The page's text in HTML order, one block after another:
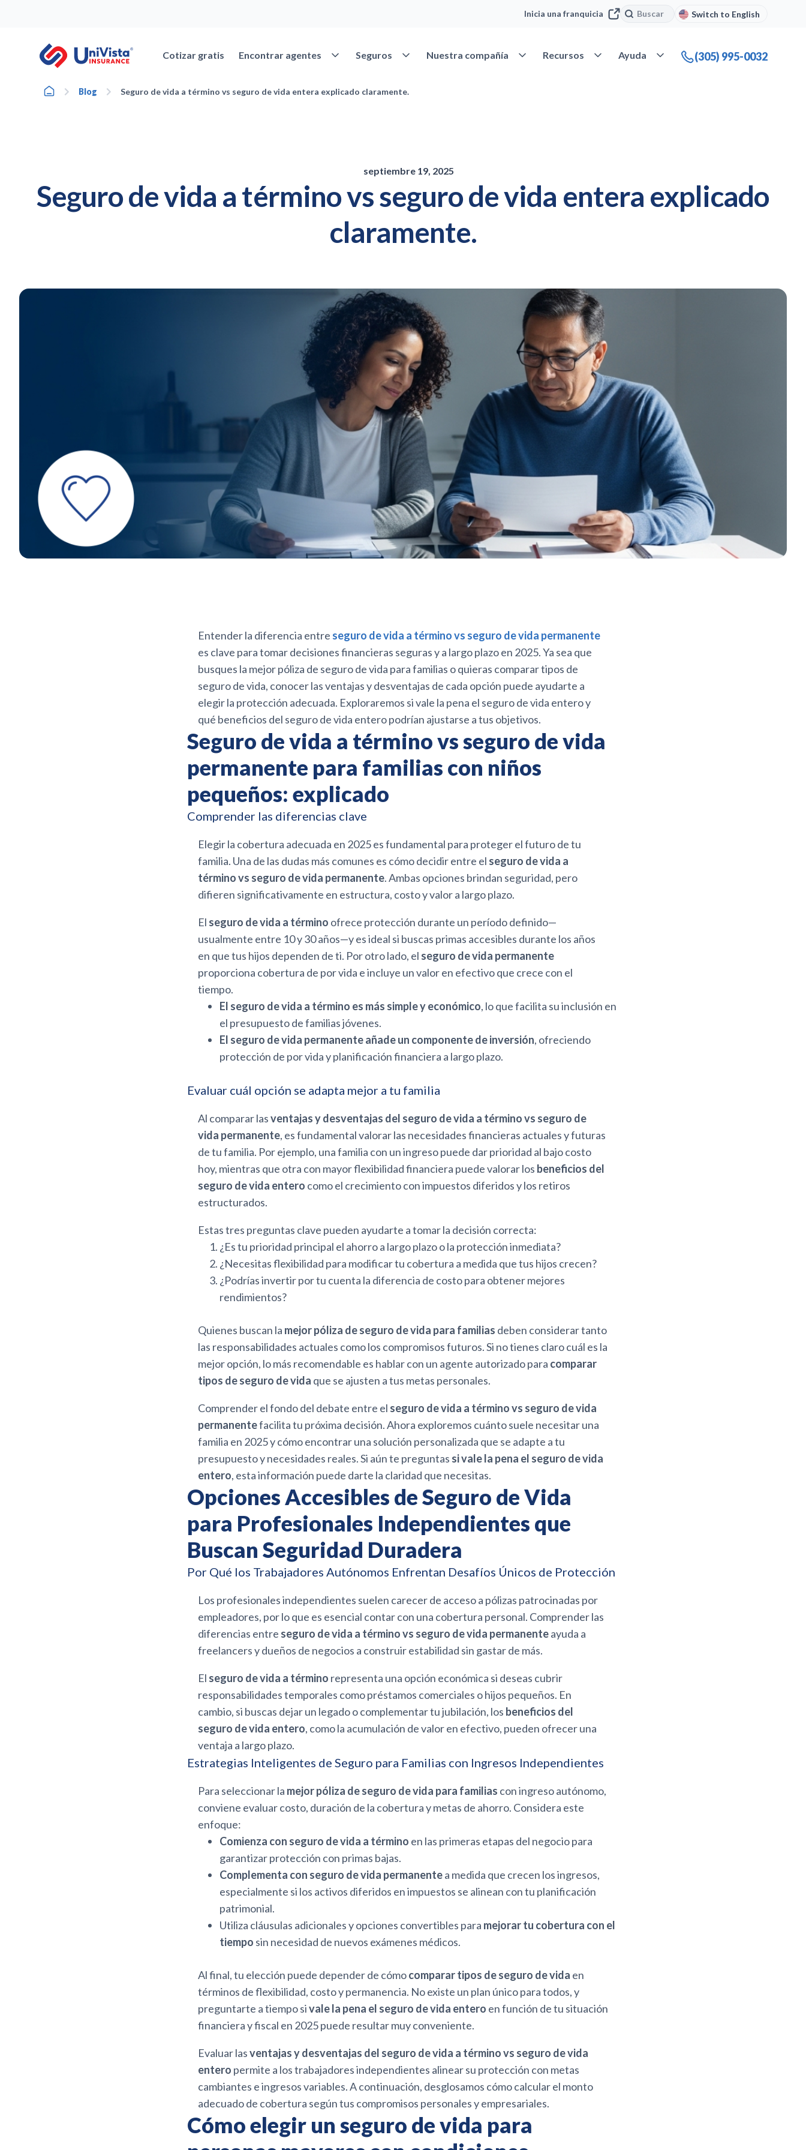
Inicia una franquicia Buscar
Buscar Switch to English
Cotizar gratis Encontrar agentes Abrir Encontrar agentes
Seguros Abrir SegurosNuestra compañía Abrir Nuestra compañía
Recursos Abrir Recursos
Ayuda Abrir Ayuda(305) 995-0032
Home Blog Seguro de vida a término vs seguro de vida entera explicado claramente.
septiembre 19, 2025
Seguro de vida a término vs seguro de vida entera explicado
claramente.
Entender la diferencia entre seguro de vida a término vs seguro de vida permanente
es clave para tomar decisiones financieras seguras y a largo plazo en 2025. Ya sea que
busques la mejor póliza de seguro de vida para familias o quieras comparar tipos de
seguro de vida, conocer las ventajas y desventajas de cada opción puede ayudarte a
elegir la protección adecuada. Exploraremos si vale la pena el seguro de vida entero y
qué beneficios del seguro de vida entero podrían ajustarse a tus objetivos.
Seguro de vida a término vs seguro de vida
permanente para familias con niños
pequeños: explicado
Comprender las diferencias clave
Elegir la cobertura adecuada en 2025 es fundamental para proteger el futuro de tu
familia. Una de las dudas más comunes es cómo decidir entre el seguro de vida a
término vs seguro de vida permanente. Ambas opciones brindan seguridad, pero
difieren significativamente en estructura, costo y valor a largo plazo.
El seguro de vida a término ofrece protección durante un período definido—
usualmente entre 10 y 30 años—y es ideal si buscas primas accesibles durante los años
en que tus hijos dependen de ti. Por otro lado, el seguro de vida permanente
proporciona cobertura de por vida e incluye un valor en efectivo que crece con el
tiempo.
El seguro de vida a término es más simple y económico, lo que facilita su inclusión en
el presupuesto de familias jóvenes.
El seguro de vida permanente añade un componente de inversión, ofreciendo
protección de por vida y planificación financiera a largo plazo.
Evaluar cuál opción se adapta mejor a tu familia
Al comparar lasventajas y desventajas del seguro de vida a término vs seguro de
vida permanente, es fundamental valorar las necesidades financieras actuales y futuras
de tu familia. Por ejemplo, una familia con un ingreso puede dar prioridad al bajo costo
hoy, mientras que otra con mayor flexibilidad financiera puede valorar los beneficios del
seguro de vida entero como el crecimiento con impuestos diferidos y los retiros
estructurados.
Estas tres preguntas clave pueden ayudarte a tomar la decisión correcta:
¿Es tu prioridad principal el ahorro a largo plazo o la protección inmediata?
¿Necesitas flexibilidad para modificar tu cobertura a medida que tus hijos crecen?
¿Podrías invertir por tu cuenta la diferencia de costo para obtener mejores
rendimientos?
Quienes buscan la mejor póliza de seguro de vida para familias deben considerar tanto
las responsabilidades actuales como los compromisos futuros. Si no tienes claro cuál es la
mejor opción, lo más recomendable es hablar con un agente autorizado para comparar
tipos de seguro de vida que se ajusten a tus metas personales.
Comprender el fondo del debate entre el seguro de vida a término vs seguro de vida
permanentefacilita tu próxima decisión. Ahora exploremos cuánto suele necesitar una
familia en 2025 y cómo encontrar una solución personalizada que se adapte a tu
presupuesto y necesidades reales. Si aún te preguntas si vale la pena el seguro de vida
entero, esta información puede darte la claridad que necesitas.
Opciones Accesibles de Seguro de Vida
para Profesionales Independientes que
Buscan Seguridad Duradera
Por Qué los Trabajadores Autónomos Enfrentan Desafíos Únicos de Protección
Los profesionales independientes suelen carecer de acceso a pólizas patrocinadas por
empleadores, por lo que es esencial contar con una cobertura personal. Comprender las
diferencias entre seguro de vida a término vs seguro de vida permanenteayuda a
freelancers y dueños de negocios a construir estabilidad sin gastar de más.
El seguro de vida a término representa una opción económica si deseas cubrir
responsabilidades temporales como préstamos comerciales o hijos pequeños. En
cambio, si buscas dejar un legado o complementar tu jubilación, los beneficios del
seguro de vida entero, como la acumulación de valor en efectivo, pueden ofrecer una
ventaja a largo plazo.
Estrategias Inteligentes de Seguro para Familias con Ingresos Independientes
Para seleccionar la mejor póliza de seguro de vida para familias con ingreso autónomo,
conviene evaluar costo, duración de la cobertura y metas de ahorro. Considera este
enfoque:
Comienza con seguro de vida a término en las primeras etapas del negocio para
garantizar protección con primas bajas.
Complementa con seguro de vida permanentea medida que crecen los ingresos,
especialmente si los activos diferidos en impuestos se alinean con tu planificación
patrimonial.
Utiliza cláusulas adicionales y opciones convertibles para mejorar tu cobertura con el
tiempo sin necesidad de nuevos exámenes médicos.
Al final, tu elección puede depender de cómocomparar tipos de seguro de vida en
términos de flexibilidad, costo y permanencia. No existe un plan único para todos, y
preguntarte a tiempo sivale la pena el seguro de vida entero en función de tu situación
financiera y fiscal en 2025 puede resultar muy conveniente.
Evaluar lasventajas y desventajas del seguro de vida a término vs seguro de vida
entero permite a los trabajadores independientes alinear su protección con metas
cambiantes e ingresos variables. A continuación, desglosamos cómo calcular el monto
adecuado de cobertura según tus compromisos personales y empresariales.
Cómo elegir un seguro de vida para